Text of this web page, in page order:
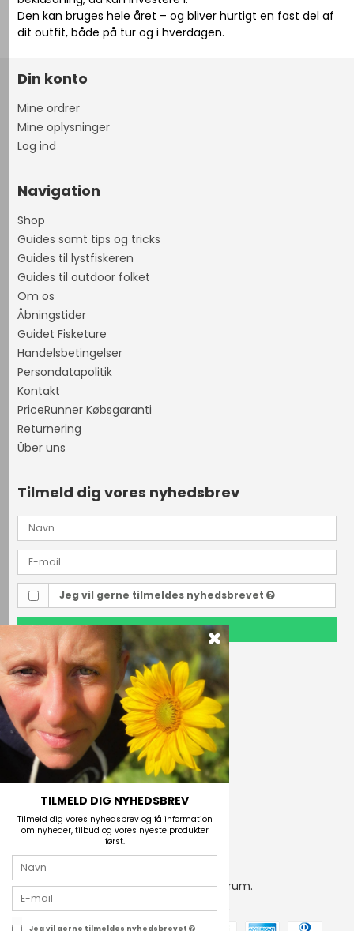
Den kan bruges hele året – og bliver hurtigt en fast del af
dit outfit, både på tur og i hverdagen.
Din konto
Mine ordrer
Mine oplysninger
Log ind
Navigation
Shop
Guides samt tips og tricks
Guides til lystfiskeren
Guides til outdoor folket
Om os
Åbningstider
Guidet Fisketure
Handelsbetingelser
Persondatapolitik
Kontakt
PriceRunner Købsgaranti
Returnering
Über uns
Tilmeld dig vores nyhedsbrev
Jeg vil gerne tilmeldes nyhedsbrevet
TILMELD
Outdoor i Centrum
Perlegade 44
6400 Sønderborg, Danmark
Telefonnr.
(+45) 74 43 53 55
E-mail
2026 © Outdoor i Centrum.
TILMELD DIG NYHEDSBREV
Tilmeld dig vores nyhedsbrev og få information
om nyheder, tilbud og vores nyeste produkter
først.
Jeg vil gerne tilmeldes nyhedsbrevet